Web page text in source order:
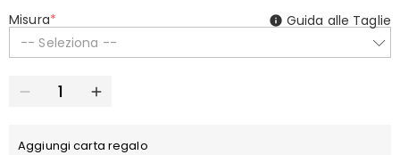
Misura*
-- Seleziona --
Guida alle Taglie
Aggiungi carta regalo